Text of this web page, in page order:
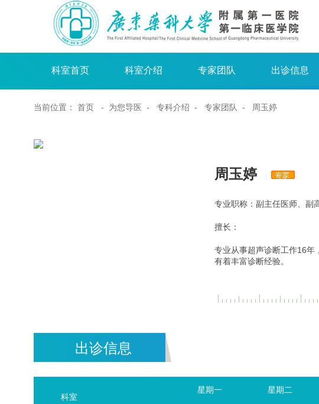
科室首页 科室介绍 专家团队 出诊信息
当前位置： 首页 - 为您导医 - 专科介绍 - 专家团队 - 周玉婷
周玉婷
专业职称：副主任医师、副
擅长：
专业从事超声诊断工作16年
有着丰富诊断经验。
出诊信息
科室
星期一 星期二